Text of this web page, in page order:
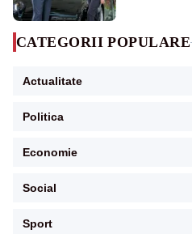
CATEGORII POPULARE
Actualitate
Politica
Economie
Social
Sport